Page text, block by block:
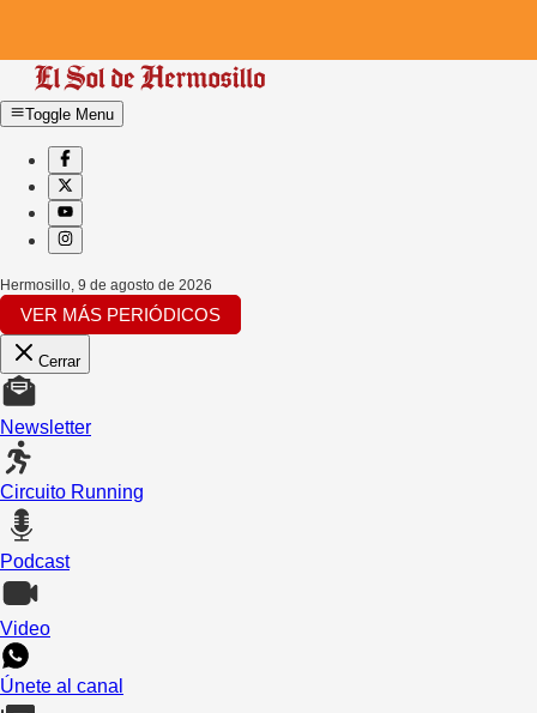
Toggle Menu
Hermosillo 9 de agosto de 2026
VER MÁS PERIÓDICOS
Cerrar
Newsletter
Circuito Running
Podcast
Video
Únete al canal